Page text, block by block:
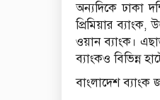
অন্যদিকে ঢাকা
প্রিমিয়ার ব্যাংক,
ওয়ান ব্যাংক।
ব্যাংকও বিভিন্ন
বাংলাদেশ ব্যাংক